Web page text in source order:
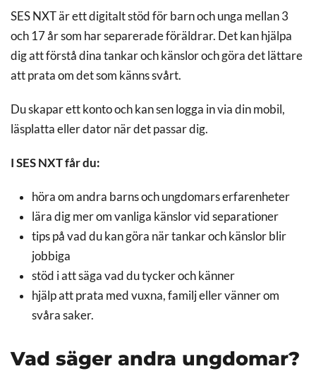
SES NXT är ett digitalt stöd för barn och unga mellan 3
och 17 år som har separerade föräldrar. Det kan hjälpa
dig att förstå dina tankar och känslor och göra det lättare
att prata om det som känns svårt.
Du skapar ett konto och kan sen logga in via din mobil,
läsplatta eller dator när det passar dig.
I SES NXT får du:
höra om andra barns och ungdomars erfarenheter
lära dig mer om vanliga känslor vid separationer
tips på vad du kan göra när tankar och känslor blir
jobbiga
stöd i att säga vad du tycker och känner
hjälp att prata med vuxna, familj eller vänner om
svåra saker.
Vad säger andra ungdomar?